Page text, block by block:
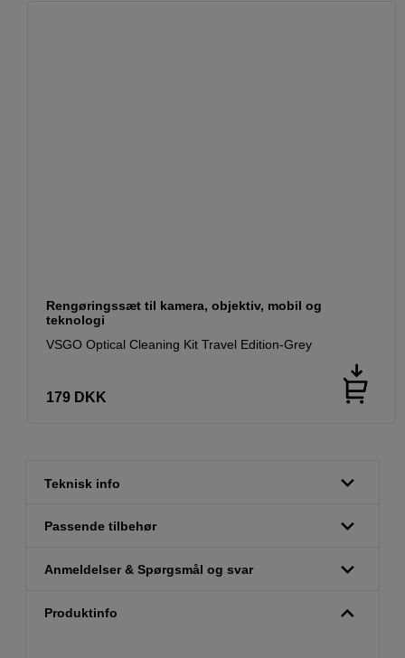
Rengøringssæt til kamera, objektiv, mobil og
teknologi
VSGO Optical Cleaning Kit Travel Edition-Grey
179 DKK
Teknisk info
Passende tilbehør
Anmeldelser & Spørgsmål og svar
Produktinfo